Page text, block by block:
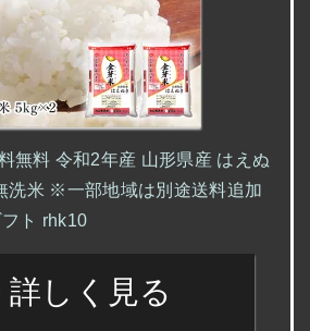
無料 令和2年産 山形県産 はえぬ
洗米 ※一部地域は別途送料追加
ト rhk10
詳しく見る